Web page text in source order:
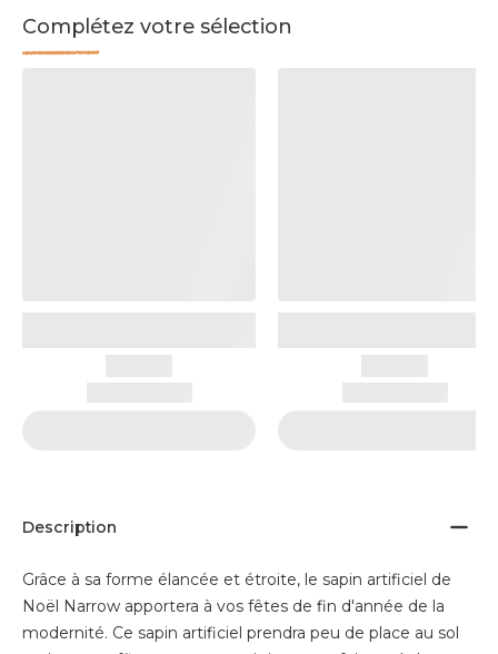
Complétez votre sélection
Description
Grâce à sa forme élancée et étroite, le sapin artificiel de
Noël Narrow apportera à vos fêtes de fin d'année de la
modernité. Ce sapin artificiel prendra peu de place au sol